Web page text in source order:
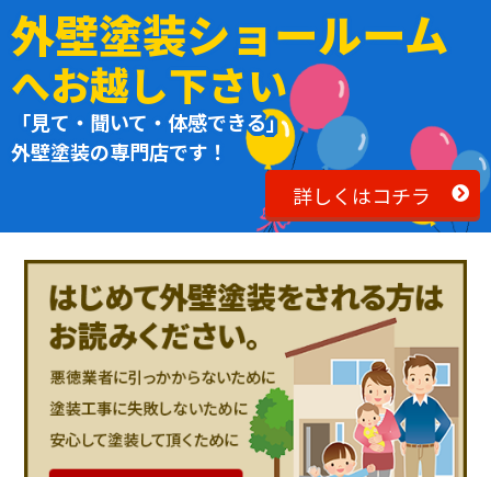
外壁塗装ショールーム
へお越し下さい
「見て・聞いて・体感できる」
外壁塗装の専門店です！
詳しくはコチラ